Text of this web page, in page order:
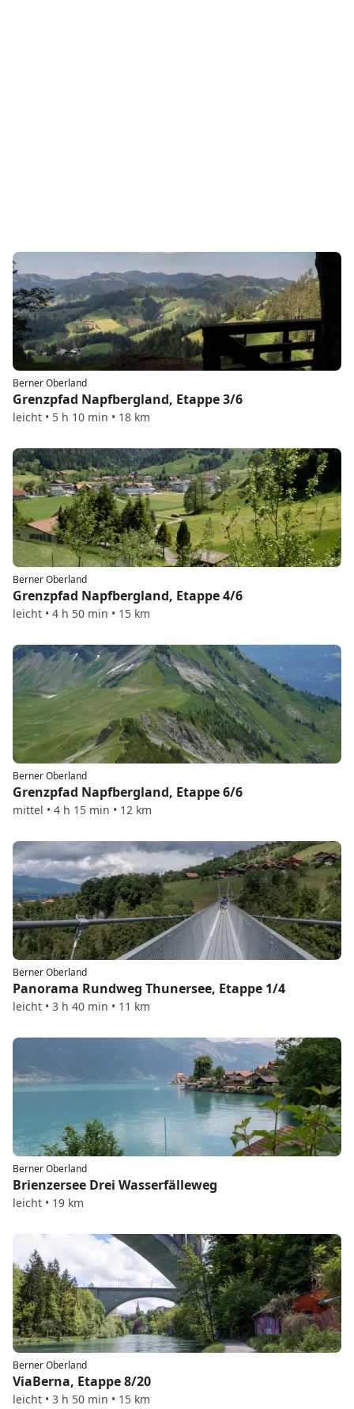
Berner Oberland
Grenzpfad Napfbergland, Etappe 3/6
leicht • 5 h 10 min • 18 km
Berner Oberland
Grenzpfad Napfbergland, Etappe 4/6
leicht • 4 h 50 min • 15 km
Berner Oberland
Grenzpfad Napfbergland, Etappe 6/6
mittel • 4 h 15 min • 12 km
Berner Oberland
Panorama Rundweg Thunersee, Etappe 1/4
leicht • 3 h 40 min • 11 km
Berner Oberland
Brienzersee Drei Wasserfälleweg
leicht • 19 km
Berner Oberland
ViaBerna, Etappe 8/20
leicht • 3 h 50 min • 15 km